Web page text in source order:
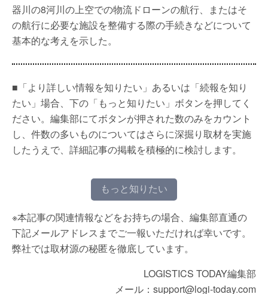
器川の8河川の上空での物流ドローンの航行、またはそ
の航行に必要な施設を整備する際の手続きなどについて
基本的な考えを示した。
■「より詳しい情報を知りたい」あるいは「続報を知り
たい」場合、下の「もっと知りたい」ボタンを押してく
ださい。編集部にてボタンが押された数のみをカウント
し、件数の多いものについてはさらに深掘り取材を実施
したうえで、詳細記事の掲載を積極的に検討します。
もっと知りたい
※本記事の関連情報などをお持ちの場合、編集部直通の
下記メールアドレスまでご一報いただければ幸いです。
弊社では取材源の秘匿を徹底しています。
LOGISTICS TODAY編集部
メール：support@logi-today.com